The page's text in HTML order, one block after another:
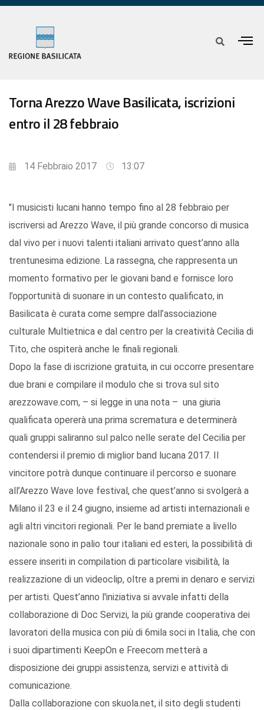
Torna Arezzo Wave Basilicata, iscrizioni
entro il 28 febbraio
14 Febbraio 2017 13:07
"I musicisti lucani hanno tempo fino al 28 febbraio per
iscriversi ad Arezzo Wave, il più grande concorso di musica
dal vivo per i nuovi talenti italiani arrivato quest’anno alla
trentunesima edizione. La rassegna, che rappresenta un
momento formativo per le giovani band e fornisce loro
l’opportunità di suonare in un contesto qualificato, in
Basilicata è curata come sempre dall’associazione
culturale Multietnica e dal centro per la creatività Cecilia di
Tito, che ospiterà anche le finali regionali.
Dopo la fase di iscrizione gratuita, in cui occorre presentare
due brani e compilare il modulo che si trova sul sito
arezzowave.com, – si legge in una nota – una giuria
qualificata opererà una prima scrematura e determinerà
quali gruppi saliranno sul palco nelle serate del Cecilia per
contendersi il premio di miglior band lucana 2017. Il
vincitore potrà dunque continuare il percorso e suonare
all’Arezzo Wave love festival, che quest’anno si svolgerà a
Milano il 23 e il 24 giugno, insieme ad artisti internazionali e
agli altri vincitori regionali. Per le band premiate a livello
nazionale sono in palio tour italiani ed esteri, la possibilità di
essere inseriti in compilation di particolare visibilità, la
realizzazione di un videoclip, oltre a premi in denaro e servizi
per artisti. Quest’anno l'iniziativa si avvale infatti della
collaborazione di Doc Servizi, la più grande cooperativa dei
lavoratori della musica con più di 6mila soci in Italia, che con
i suoi dipartimenti KeepOn e Freecom metterà a
disposizione dei gruppi assistenza, servizi e attività di
comunicazione.
Dalla collaborazione con skuola.net, il sito degli studenti